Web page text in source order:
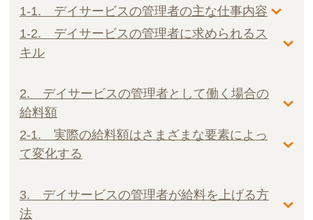
1-1. デイサービスの管理者の主な仕事内容
1-2. デイサービスの管理者に求められるス
キル
2. デイサービスの管理者として働く場合の
給料額
2-1. 実際の給料額はさまざまな要素によっ
て変化する
3. デイサービスの管理者が給料を上げる方
法